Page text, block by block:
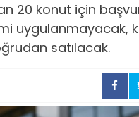
20 konut için
uygulanmayacak,
satılacak.